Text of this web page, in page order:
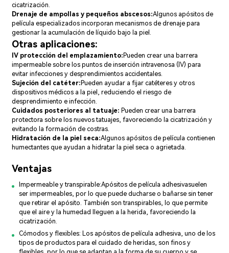
cicatrización.
Drenaje de ampollas y pequeños abscesos:Algunos apósitos de
película especializados incorporan mecanismos de drenaje para
gestionar la acumulación de líquido bajo la piel.
Otras aplicaciones:
IV protección del emplazamiento: Pueden crear una barrera
impermeable sobre los puntos de inserción intravenosa (IV) para
evitar infecciones y desprendimientos accidentales.
Sujeción del catéter: Pueden ayudar a fijar catéteres y otros
dispositivos médicos a la piel, reduciendo el riesgo de
desprendimiento e infección.
Cuidados posteriores al tatuaje: Pueden crear una barrera
protectora sobre los nuevos tatuajes, favoreciendo la cicatrización y
evitando la formación de costras.
Hidratación de la piel seca:Algunos apósitos de película contienen
humectantes que ayudan a hidratar la piel seca o agrietada.
Ventajas
Impermeable y transpirable:Apósitos de película adhesivasuelen
ser impermeables, por lo que puede ducharse o bañarse sin tener
que retirar el apósito. También son transpirables, lo que permite
que el aire y la humedad lleguen a la herida, favoreciendo la
cicatrización.
Cómodos y flexibles: Los apósitos de película adhesiva, uno de los
tipos de productos para el cuidado de heridas, son finos y